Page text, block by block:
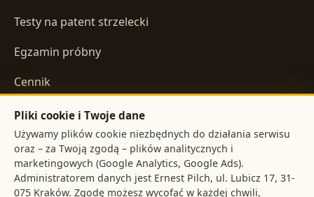
Testy na patent strzelecki
Egzamin próbny
Cennik
INFORMACJE
Regulamin
Polityka prywatności
Pliki cookie i Twoje dane
Używamy plików cookie niezbędnych do działania serwisu
oraz – za Twoją zgodą – plików analitycznych i
marketingowych (Google Analytics, Google Ads).
Administratorem danych jest
,
. Zgodę możesz wycofać w każdej chwili,